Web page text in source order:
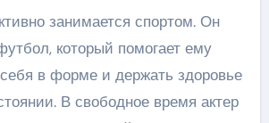
занимается спортом. Он
который помогает ему
в форме и держать здоровье
В свободное время актер